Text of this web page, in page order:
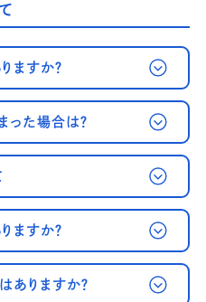
ますか？
った場合は？
ますか？
ありますか？